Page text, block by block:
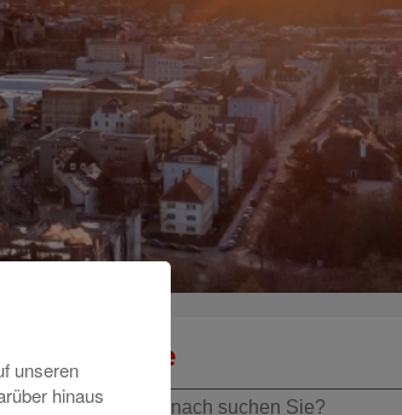
Suche
unseren
hinaus